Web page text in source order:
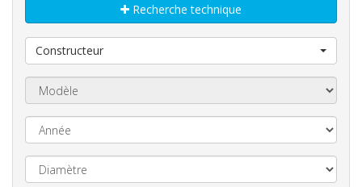
Recherche technique
Constructeur